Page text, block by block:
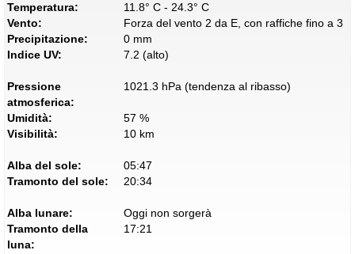
Temperatura:
11.8° C - 24.3° C
Vento:
Forza del vento 2 da E, con raffiche fino a 3
Precipitazione:
0 mm
Indice UV:
7.2 (alto)
Pressione
atmosferica:
1021.3 hPa (tendenza al ribasso)
Umidità:
57 %
Visibilità:
10 km
Alba del sole:
05:47
Tramonto del sole:
20:34
Alba lunare:
Oggi non sorgerà
Tramonto della
luna:
17:21